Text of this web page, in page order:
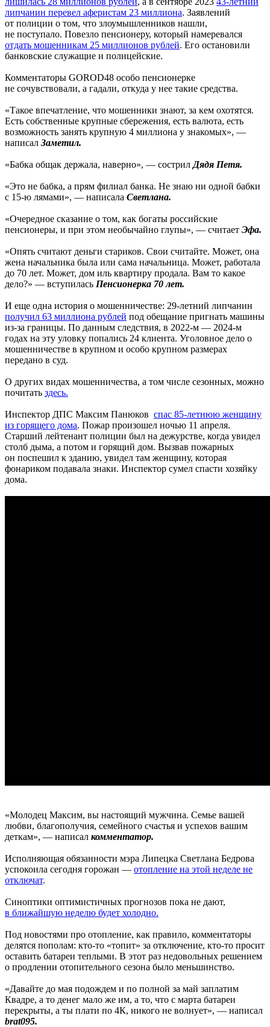
липчанин перевел аферистам 23 миллиона. Заявлений
от полиции о том, что злоумышленников нашли,
не поступало. Повезло пенсионеру, который намеревался
отдать мошенникам 25 миллионов рублей. Его остановили
банковские служащие и полицейские.
Комментаторы GOROD48 особо пенсионерке
не сочувствовали, а гадали, откуда у нее такие средства.
«Такое впечатление, что мошенники знают, за кем охотятся.
Есть собственные крупные сбережения, есть валюта, есть
возможность занять крупную 4 миллиона у знакомых», —
написал Заметил.
«Бабка общак держала, наверно», — сострил Дядя Петя.
«Это не бабка, а прям филиал банка. Не знаю ни одной бабки
с 15-ю лямами», — написала Светлана.
«Очередное сказание о том, как богаты российские
пенсионеры, и при этом необычайно глупы», — считает Эфа.
«Опять считают деньги стариков. Свои считайте. Может, она
жена начальника была или сама начальница. Может, работала
до 70 лет. Может, дом иль квартиру продала. Вам то какое
дело?» — вступилась Пенсионерка 70 лет.
И еще одна история о мошенничестве: 29-летний липчанин
получил 63 миллиона рублей под обещание пригнать машины
из-за границы. По данным следствия, в 2022-м — 2024-м
годах на эту уловку попались 24 клиента. Уголовное дело о
мошенничестве в крупном и особо крупном размерах
передано в суд.
О других видах мошенничества, а том числе сезонных, можно
почитать здесь.
Инспектор ДПС Максим Панюков спас 85-летнюю женщину
из горящего дома. Пожар произошел ночью 11 апреля.
Старший лейтенант полиции был на дежурстве, когда увидел
столб дыма, а потом и горящий дом. Вызвав пожарных
он поспешил к зданию, увидел там женщину, которая
фонариком подавала знаки. Инспектор сумел спасти хозяйку
дома.
«Молодец Максим, вы настоящий мужчина. Семье вашей
любви, благополучия, семейного счастья и успехов вашим
деткам», — написал комментатор.
Исполняющая обязанности мэра Липецка Светлана Бедрова
успокоила сегодня горожан — отопление на этой неделе не
отключат.
Синоптики оптимистичных прогнозов пока не дают,
в ближайшую неделю будет холодно.
Под новостями про отопление, как правило, комментаторы
делятся пополам: кто-то «топит» за отключение, кто-то просит
оставить батареи теплыми. В этот раз недовольных решением
о продлении отопительного сезона было меньшинство.
«Давайте до мая подождем и по полной за май заплатим
Квадре, а то денег мало же им, а то, что с марта батареи
перекрыты, а ты плати по 4К, никого не волнует», — написал
brat095.